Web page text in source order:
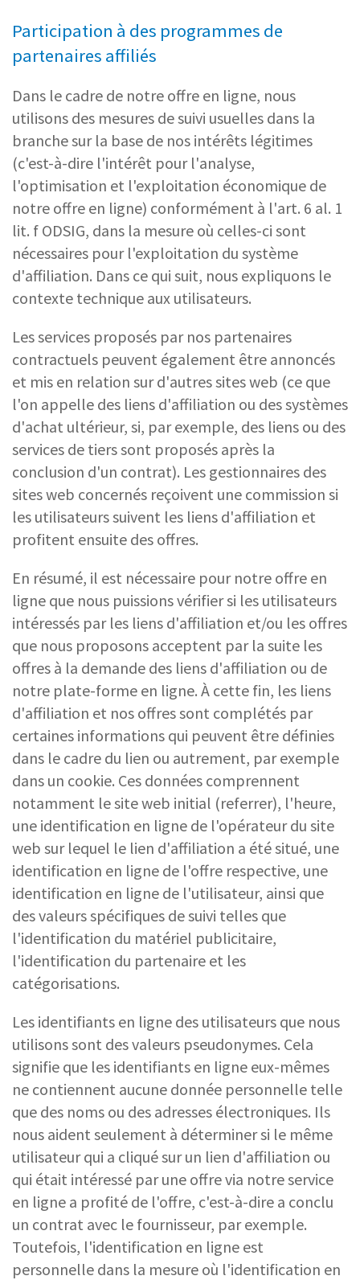
Participation à des programmes de
partenaires affiliés
Dans le cadre de notre offre en ligne, nous
utilisons des mesures de suivi usuelles dans la
branche sur la base de nos intérêts légitimes
(c'est-à-dire l'intérêt pour l'analyse,
l'optimisation et l'exploitation économique de
notre offre en ligne) conformément à l'art. 6 al. 1
lit. f ODSIG, dans la mesure où celles-ci sont
nécessaires pour l'exploitation du système
d'affiliation. Dans ce qui suit, nous expliquons le
contexte technique aux utilisateurs.
Les services proposés par nos partenaires
contractuels peuvent également être annoncés
et mis en relation sur d'autres sites web (ce que
l'on appelle des liens d'affiliation ou des systèmes
d'achat ultérieur, si, par exemple, des liens ou des
services de tiers sont proposés après la
conclusion d'un contrat). Les gestionnaires des
sites web concernés reçoivent une commission si
les utilisateurs suivent les liens d'affiliation et
profitent ensuite des offres.
En résumé, il est nécessaire pour notre offre en
ligne que nous puissions vérifier si les utilisateurs
intéressés par les liens d'affiliation et/ou les offres
que nous proposons acceptent par la suite les
offres à la demande des liens d'affiliation ou de
notre plate-forme en ligne. À cette fin, les liens
d'affiliation et nos offres sont complétés par
certaines informations qui peuvent être définies
dans le cadre du lien ou autrement, par exemple
dans un cookie. Ces données comprennent
notamment le site web initial (referrer), l'heure,
une identification en ligne de l'opérateur du site
web sur lequel le lien d'affiliation a été situé, une
identification en ligne de l'offre respective, une
identification en ligne de l'utilisateur, ainsi que
des valeurs spécifiques de suivi telles que
l'identification du matériel publicitaire,
l'identification du partenaire et les
catégorisations.
Les identifiants en ligne des utilisateurs que nous
utilisons sont des valeurs pseudonymes. Cela
signifie que les identifiants en ligne eux-mêmes
ne contiennent aucune donnée personnelle telle
que des noms ou des adresses électroniques. Ils
nous aident seulement à déterminer si le même
utilisateur qui a cliqué sur un lien d'affiliation ou
qui était intéressé par une offre via notre service
en ligne a profité de l'offre, c'est-à-dire a conclu
un contrat avec le fournisseur, par exemple.
Toutefois, l'identification en ligne est
personnelle dans la mesure où l'identification en